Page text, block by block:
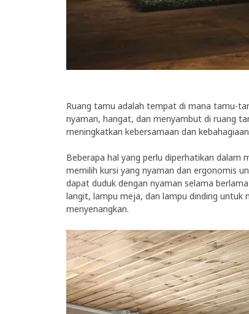
Ruang tamu adalah tempat di mana tamu-
nyaman, hangat, dan menyambut di ruang
meningkatkan kebersamaan dan
Beberapa hal yang perlu diperhatikan dalam
memilih kursi yang nyaman dan ergonomis
dapat duduk dengan nyaman selama
langit, lampu meja, dan lampu dinding untuk
menyenangkan.